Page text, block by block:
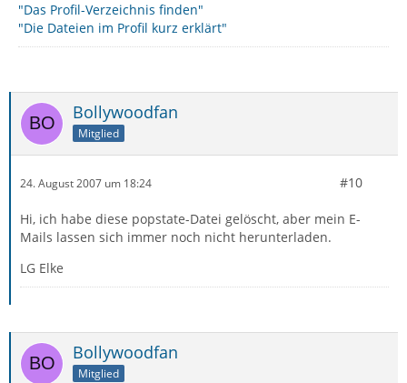
"Das Profil-Verzeichnis finden"
"Die Dateien im Profil kurz erklärt"
Bollywoodfan
Mitglied
24. August 2007 um 18:24 #10
Hi, ich habe diese popstate-Datei gelöscht, aber mein E-
Mails lassen sich immer noch nicht herunterladen.
LG Elke
Bollywoodfan
Mitglied